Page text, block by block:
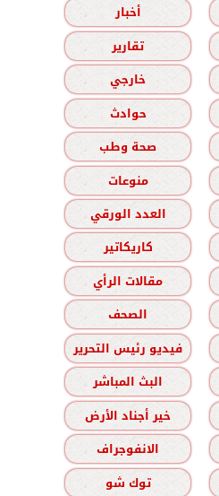
أخبار
تقارير
خارجي
حوادث
صحة وطب
منوعات
العدد الورقي
كاريكاتير
مقالات الرأي
الصحف
فيديو رئيس التحرير
البث المباشر
خير أجناد الأرض
الانفوجراف
توك شو